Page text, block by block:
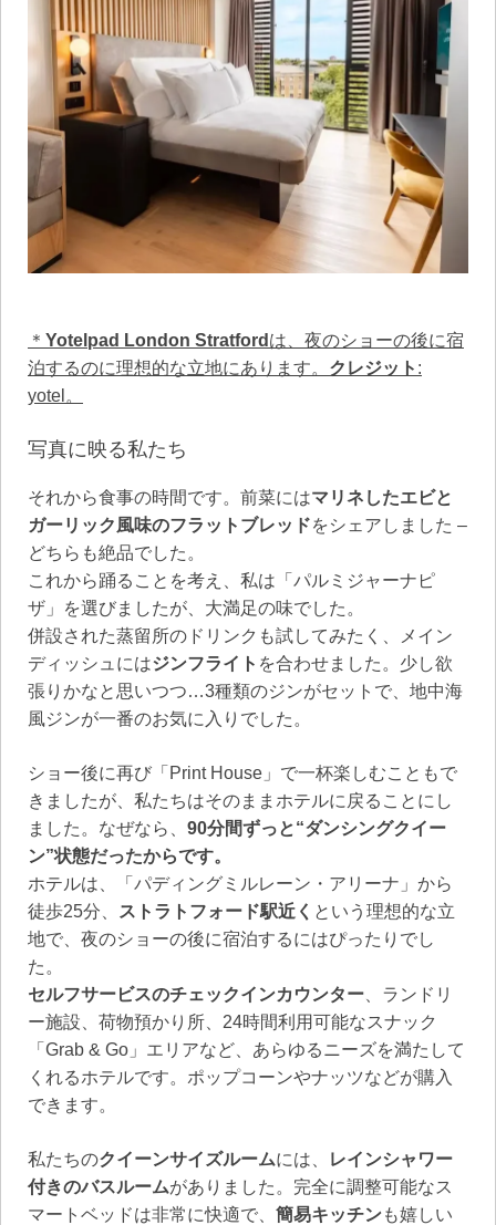
＊ Yotelpad London Stratford は、夜のショーの後に宿
泊するのに理想的な立地にあります。 クレジット :
yotel。
写真に映る私たち
それから食事の時間です。前菜にはマリネしたエビと
ガーリック風味のフラットブレッドをシェアしました –
どちらも絶品でした。
これから踊ることを考え、私は「パルミジャーナピ
ザ」を選びましたが、大満足の味でした。
併設された蒸留所のドリンクも試してみたく、メイン
ディッシュにはジンフライト を合わせました。少し欲
張りかなと思いつつ…3種類のジンがセットで、地中海
風ジンが一番のお気に入りでした。
ショー後に再び「Print House」で一杯楽しむこともで
きましたが、私たちはそのままホテルに戻ることにし
ました。なぜなら、 90分間ずっと“ダンシングクイー
ン”状態だったからです。
ホテルは、「パディングミルレーン・アリーナ」から
徒歩25分、
ストラトフォード駅近く という理想的な立
地で、夜のショーの後に宿泊するにはぴったりでし
た。
セルフサービスのチェックインカウンター 、ランドリ
ー施設、荷物預かり所、24時間利用可能なスナック
「Grab & Go」エリアなど、あらゆるニーズを満たして
くれるホテルです。ポップコーンやナッツなどが購入
できます。
私たちのクイーンサイズルームには、
レインシャワー
付きのバスルームがありました。完全に調整可能なス
マートベッドは非常に快適で、 簡易キッチンも嬉しい